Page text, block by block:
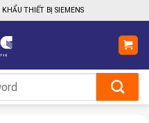
THIẾT BỊ SIEMENS